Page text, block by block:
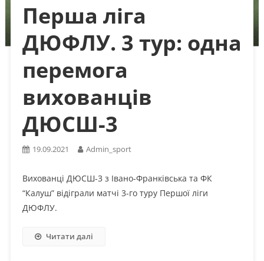
Перша ліга
ДЮФЛУ. 3 тур: одна
перемога
вихованців
ДЮСШ-3
19.09.2021 Admin_sport
Вихованці ДЮСШ-3 з Івано-Франківська та ФК
“Калуш” відіграли матчі 3-го туру Першої ліги
ДЮФЛУ.
Читати далі